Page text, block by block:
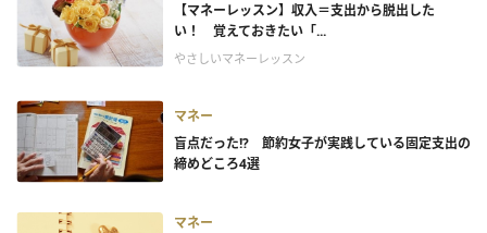
【マネーレッスン】収入＝支出から脱出した
い！ 覚えておきたい「...
やさしいマネーレッスン
マネー
盲点だった!? 節約女子が実践している固定支出の
締めどころ4選
マネー